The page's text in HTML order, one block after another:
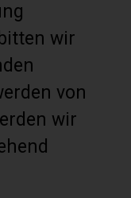
wir
von
wir